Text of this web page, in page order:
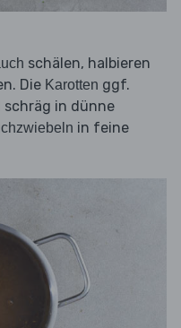
schälen, halbieren
Die Karotten ggf.
schräg in dünne
in feine